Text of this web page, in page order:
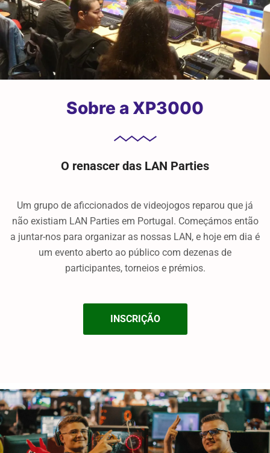
Sobre a XP3000
O renascer das LAN Parties
Um grupo de aficcionados de videojogos reparou que já
não existiam LAN Parties em Portugal. Começámos então
a juntar-nos para organizar as nossas LAN, e hoje em dia é
um evento aberto ao público com dezenas de
participantes, torneios e prémios.
INSCRIÇÃO